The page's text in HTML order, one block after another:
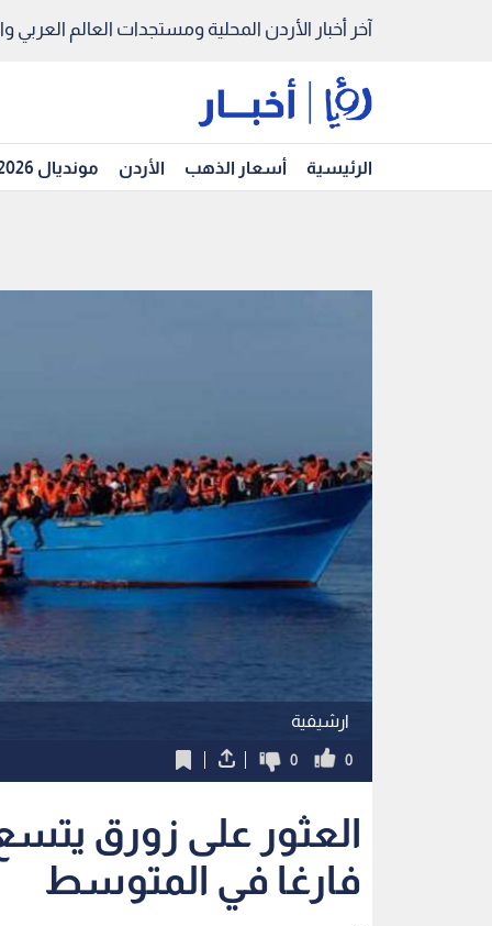
آخر أخبار الأردن المحلية ومستجدات العالم العربي
الرئيسية أسعار الذهب الأردن مونديال 2026
ارشيفية
0
0
العثور على زورق
فارغا في المتوسط